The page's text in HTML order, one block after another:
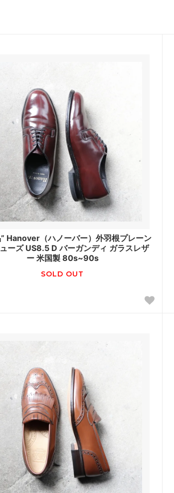
Hanover（ハノーバー）外羽根プレーン
ューズ US8.5 D バーガンディ ガラスレザ
ー 米国製 80s~90s
SOLD OUT